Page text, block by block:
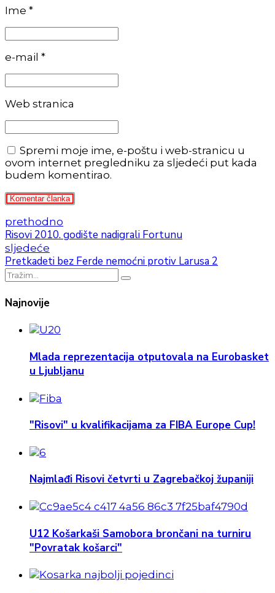
Ime *
e-mail *
Web stranica
Spremi moje ime, e-poštu i web-stranicu u
ovom internet pregledniku za sljedeći put kada
budem komentirao.
Komentar članka
prethodno
Risovi 2010. godište nadigrali Fortunu
sljedeće
Pretkadeti bez Ferde nemoćni protiv Larusa 2
Najnovije
Mlada reprezentacija otputovala na Eurobasket
u Ljubljanu
"Risovi" u kvalifikacijama za FIBA Europe Cup!
Najmlađi Risovi četvrti u Zagrebačkoj županiji
U12 Košarkaši Samobora brončani na turniru
"Povratak košarci"